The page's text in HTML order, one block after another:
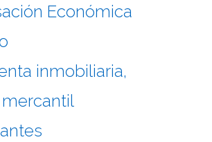
Económica
inmobiliaria,